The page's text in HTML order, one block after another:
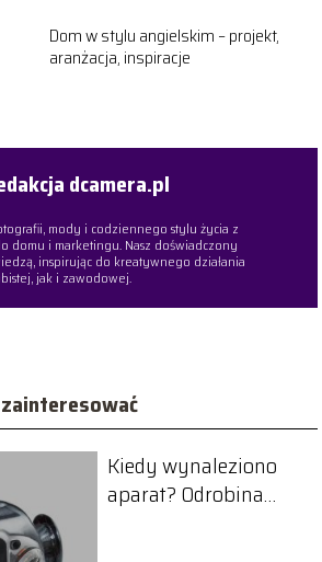
Dom w stylu angielskim – projekt,
aranżacja, inspiracje
dcamera.pl
mody i codziennego stylu życia z
domu i marketingu. Nasz doświadczony
inspirując do kreatywnego działania
jak i zawodowej.
Kiedy wynaleziono
aparat? Odrobina